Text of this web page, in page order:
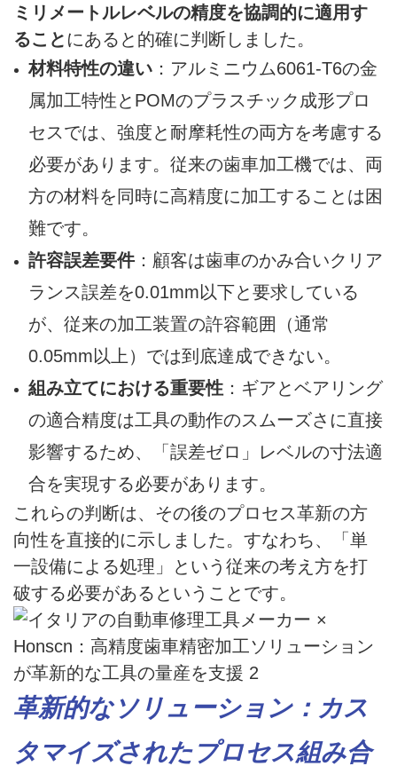
ミリメートルレベルの精度を協調的に適用す
ること にあると的確に判断しました。
材料特性の違い：アルミニウム6061-T6の金
属加工特性とPOMのプラスチック成形プロ
セスでは、強度と耐摩耗性の両方を考慮する
必要があります。従来の歯車加工機では、両
方の材料を同時に高精度に加工することは困
難です。
許容誤差要件：顧客は歯車のかみ合いクリア
ランス誤差を0.01mm以下と要求している
が、従来の加工装置の許容範囲（通常
0.05mm以上）では到底達成できない。
組み立てにおける重要性：ギアとベアリング
の適合精度は工具の動作のスムーズさに直接
影響するため、「誤差ゼロ」レベルの寸法適
合を実現する必要があります。
これらの判断は、その後のプロセス革新の方
向性を直接的に示しました。すなわち、「単
一設備による処理」という従来の考え方を打
破する必要があるということです。
革新的なソリューション：カス
タマイズされたプロセス組み合